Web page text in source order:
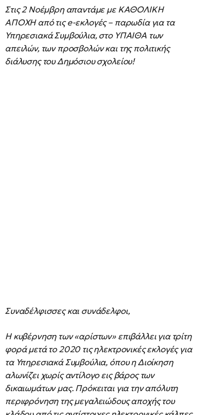
Στις 2 Νοέμβρη απαντάμε με ΚΑΘΟΛΙΚΗ
ΑΠΟΧΗ από τις e-εκλογές – παρωδία για τα
Υπηρεσιακά Συμβούλια, στο ΥΠΑΙΘΑ των
απειλών, των προσβολών και της πολιτικής
διάλυσης του Δημόσιου σχολείου!
Συναδέλφισσες και συνάδελφοι,
Η κυβέρνηση των «αρίστων» επιβάλλει για τρίτη
φορά μετά το 2020 τις ηλεκτρονικές εκλογές για
τα Υπηρεσιακά Συμβούλια, όπου η Διοίκηση
αλωνίζει χωρίς αντίλογο εις βάρος των
δικαιωμάτων μας. Πρόκειται για την απόλυτη
περιφρόνηση της μεγαλειώδους αποχής του